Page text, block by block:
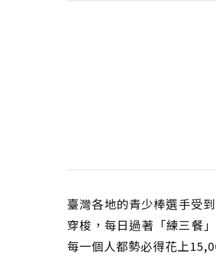
臺灣各地的青少棒選手受
穿梭，每日過著「練三餐
每一個人都勢必得花上